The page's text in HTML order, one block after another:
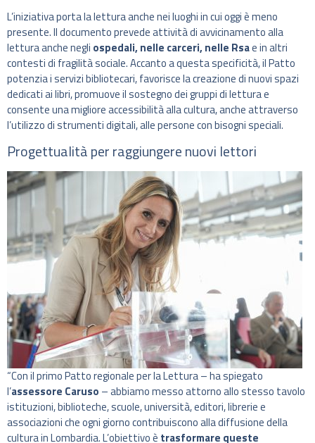
L’iniziativa porta la lettura anche nei luoghi in cui oggi è meno
presente. Il documento prevede attività di avvicinamento alla
lettura anche negli ospedali, nelle carceri, nelle Rsae in altri
contesti di fragilità sociale. Accanto a questa specificità, il Patto
potenzia i servizi bibliotecari, favorisce la creazione di nuovi spazi
dedicati ai libri, promuove il sostegno dei gruppi di lettura e
consente una migliore accessibilità alla cultura, anche attraverso
l’utilizzo di strumenti digitali, alle persone con bisogni speciali.
Progettualità per raggiungere nuovi lettori
“Con il primo Patto regionale per la Lettura – ha spiegato
l’assessore Caruso – abbiamo messo attorno allo stesso tavolo
istituzioni, biblioteche, scuole, università, editori, librerie e
associazioni che ogni giorno contribuiscono alla diffusione della
cultura in Lombardia. L’obiettivo è trasformare queste